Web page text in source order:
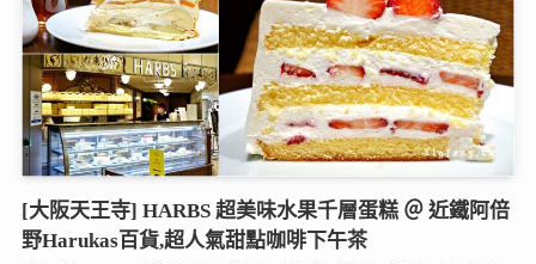
[大阪天王寺] HARBS 超美味水果千層蛋糕 ＠ 近鐵阿倍
野Harukas百貨,超人氣甜點咖啡下午茶